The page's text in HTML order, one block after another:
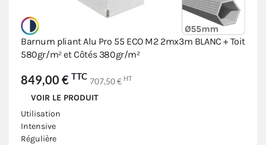
Barnum pliant Alu Pro 55 ECO M2 2mx3m BLANC + Toit
580gr/m² et Côtés 380gr/m²
849,00 € TTC 707,50 € HT
VOIR LE PRODUIT
Utilisation
Intensive
Régulière